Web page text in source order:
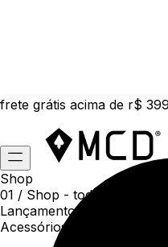
frete grátis acima de r$
Shop
01 / Shop - todas as
Lançamentos da semana
Acessórios